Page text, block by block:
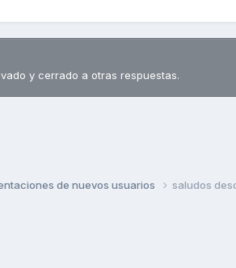
y cerrado a otras respuestas.
de nuevos usuarios saludos